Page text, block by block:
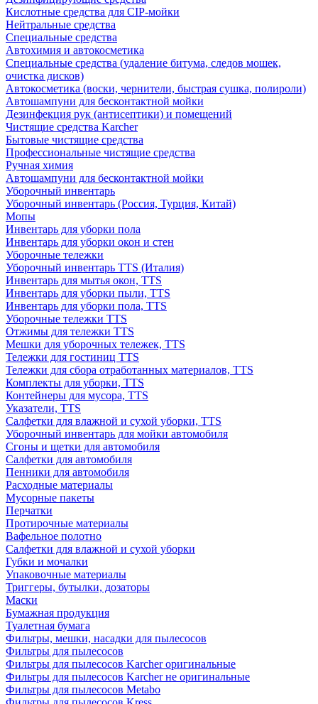
Кислотные средства для CIP-мойки
Нейтральные средства
Специальные средства
Автохимия и автокосметика
Специальные средства (удаление битума, следов мошек,
очистка дисков)
Автокосметика (воски, чернители, быстрая сушка, полироли)
Автошампуни для бесконтактной мойки
Дезинфекция рук (антисептики) и помещений
Чистящие средства Karcher
Бытовые чистящие средства
Профессиональные чистящие средства
Ручная химия
Автошампуни для бесконтактной мойки
Уборочный инвентарь
Уборочный инвентарь (Россия, Турция, Китай)
Мопы
Инвентарь для уборки пола
Инвентарь для уборки окон и стен
Уборочные тележки
Уборочный инвентарь TTS (Италия)
Инвентарь для мытья окон, TTS
Инвентарь для уборки пыли, TTS
Инвентарь для уборки пола, TTS
Уборочные тележки TTS
Отжимы для тележки TTS
Мешки для уборочных тележек, TTS
Тележки для гостиниц TTS
Тележки для сбора отработанных материалов, TTS
Комплекты для уборки, TTS
Контейнеры для мусора, TTS
Указатели, TTS
Салфетки для влажной и сухой уборки, TTS
Уборочный инвентарь для мойки автомобиля
Сгоны и щетки для автомобиля
Салфетки для автомобиля
Пенники для автомобиля
Расходные материалы
Мусорные пакеты
Перчатки
Протирочные материалы
Вафельное полотно
Салфетки для влажной и сухой уборки
Губки и мочалки
Упаковочные материалы
Триггеры, бутылки, дозаторы
Маски
Бумажная продукция
Туалетная бумага
Фильтры, мешки, насадки для пылесосов
Фильтры для пылесосов
Фильтры для пылесосов Karcher оригинальные
Фильтры для пылесосов Karcher не оригинальные
Фильтры для пылесосов Metabo